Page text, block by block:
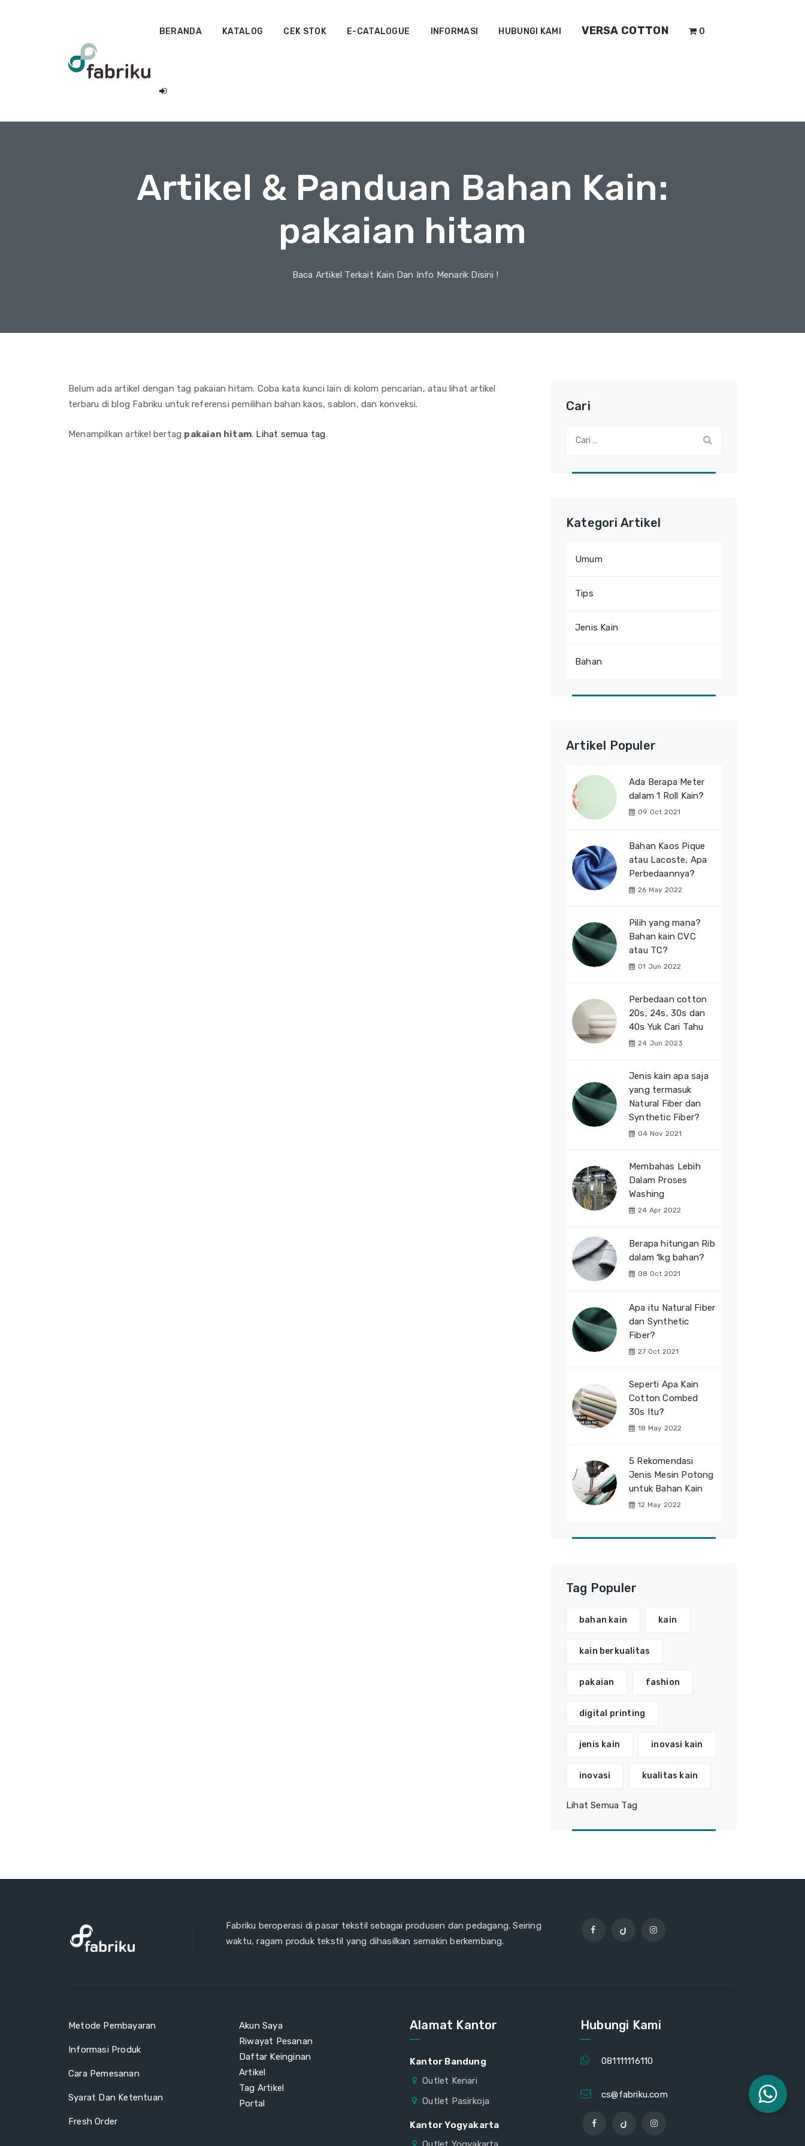
BERANDA KATALOG CEK STOK E-CATALOGUE INFORMASI HUBUNGI KAMI VERSA COTTON 0
Artikel & Panduan Bahan Kain:
pakaian hitam
Baca Artikel Terkait Kain Dan Info Menarik Disini !
Belum ada artikel dengan tag pakaian hitam. Coba kata kunci lain di kolom pencarian, atau lihat artikel
terbaru di blog Fabriku untuk referensi pemilihan bahan kaos, sablon, dan konveksi.
Menampilkan artikel bertag pakaian hitam. Lihat semua tag
Cari
Kategori Artikel
Umum
Tips
Jenis Kain
Bahan
Artikel Populer
Ada Berapa Meter
dalam 1 Roll Kain?
09 Oct 2021
Bahan Kaos Pique
atau Lacoste, Apa
Perbedaannya?
26 May 2022
Pilih yang mana?
Bahan kain CVC
atau TC?
01 Jun 2022
Perbedaan cotton
20s, 24s, 30s dan
40s Yuk Cari Tahu
24 Jun 2023
Jenis kain apa saja
yang termasuk
Natural Fiber dan
Synthetic Fiber?
04 Nov 2021
Membahas Lebih
Dalam Proses
Washing
24 Apr 2022
Berapa hitungan Rib
dalam 1kg bahan?
08 Oct 2021
Apa itu Natural Fiber
dan Synthetic
Fiber?
27 Oct 2021
Seperti Apa Kain
Cotton Combed
30s Itu?
18 May 2022
5 Rekomendasi
Jenis Mesin Potong
untuk Bahan Kain
12 May 2022
Tag Populer
bahan kain kain
kain berkualitas
pakaian fashion
digital printing
jenis kain inovasi kain
inovasi kualitas kain
Lihat Semua Tag
Fabriku beroperasi di pasar tekstil sebagai produsen dan pedagang. Seiring
waktu, ragam produk tekstil yang dihasilkan semakin berkembang.
Metode Pembayaran
Informasi Produk
Cara Pemesanan
Syarat Dan Ketentuan
Fresh Order
Akun Saya
Riwayat Pesanan
Daftar Keinginan
Artikel
Tag Artikel
Portal
Alamat Kantor
Kantor Bandung
Outlet Kenari
Outlet Pasirkoja
Kantor Yogyakarta
Hubungi Kami
081111116110
cs@fabriku.com